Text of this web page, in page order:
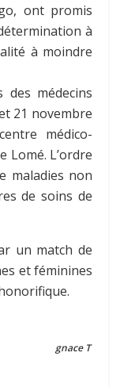
ont promis
à
à moindre
des médecins
21 novembre
médico-
Lomé. L’ordre
maladies non
de soins de
un match de
et féminines
gnace T